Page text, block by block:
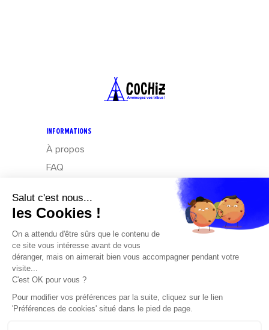
INFORMATIONS
À propos
FAQ
Mentions légales
Données personnelles : Exercez vos droits
Design – Mediapilote
Développement – Frennly
Cookies
Cochizby Boream